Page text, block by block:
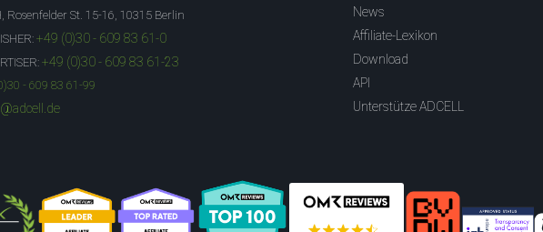
Rosenfelder St. 15-16, 10315 Berlin
+49 (0)30 - 609 83 61-0
+49 (0)30 - 609 83 61-23
- 609 83 61-99
News
Affiliate-Lexikon
Download
API
Unterstütze ADCELL